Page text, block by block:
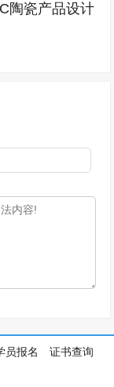
陶瓷产品设计
员报名
证书查询